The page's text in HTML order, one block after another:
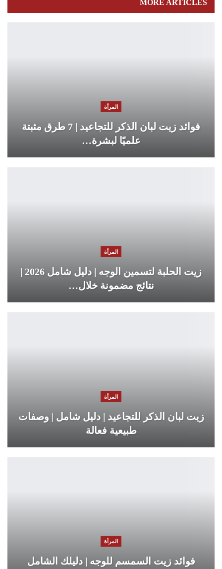
MORE ARTICLES
المرأة
فوائد زيت لبان الذكر للتجاعيد | 7 طرق مثبتة
علميًا لبشرة…
المرأة
زيت الحلبة لتسمين الوجه | دليل شامل 2026 |
نتائج مضمونة خلال…
المرأة
زيت لبان الذكر للتجاعيد | دليل شامل | وصفات
طبيعية فعالة
المرأة
فوائد زيت السمسم للوجه | دليلك الشامل